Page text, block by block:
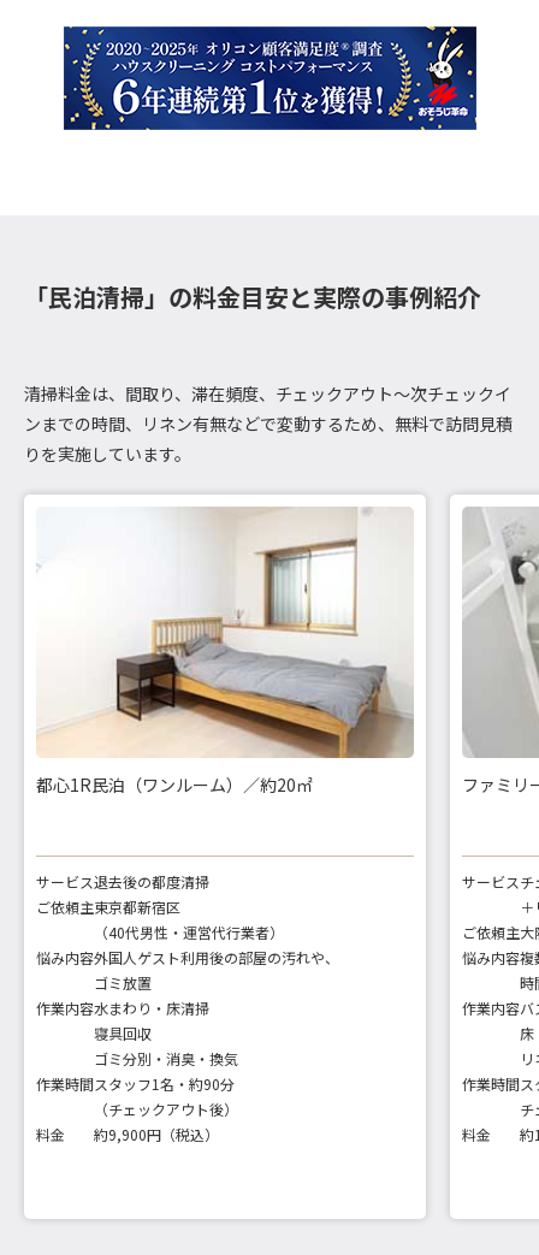
「民泊清掃」の料金目安と実際の事例紹介
清掃料金は、間取り、滞在頻度、チェックアウト～次チェックイ
ンまでの時間、リネン有無などで変動するため、無料で訪問見積
りを実施しています。
都心1R民泊（ワンルーム）／約20㎡
サービス退去後の都度清掃
ご依頼主東京都新宿区
（40代男性・運営代行業者）
悩み内容外国人ゲスト利用後の部屋の汚れや、
ゴミ放置
作業内容水まわり・床清掃
寝具回収
ゴミ分別・消臭・換気
作業時間スタッフ1名・約90分
（チェックアウト後）
料金
約9,900円（税込）
ファミリ
サービスチ
ご依頼主大
悩み内容複
時
作業内容バ
床
作業時間
チ
料金
約